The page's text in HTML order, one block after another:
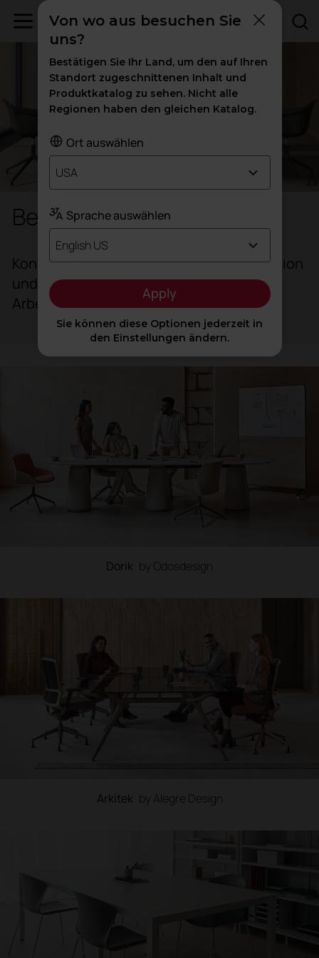
Besprechungstische
Konferenztische fördern die Kommunikation
und den Austausch von Ideen am
Arbeitsplatz
Dorik by Odosdesign
Arkitek by Alegre Design
Von wo aus besuchen Sie
uns?
Bestätigen Sie Ihr Land, um den auf Ihren
Standort zugeschnittenen Inhalt und
Produktkatalog zu sehen. Nicht alle
Regionen haben den gleichen Katalog.
Ort auswählen
USA
Sprache auswählen
English US
Apply
Sie können diese Optionen jederzeit in
den Einstellungen ändern.